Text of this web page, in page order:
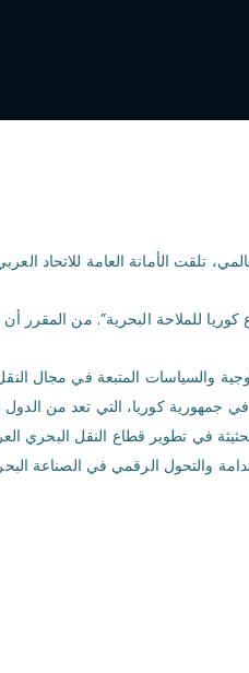
تلقت الأمانة العامة للاتحاد
للملاحة البحرية” لعام 2026، بالإضافة إلى حضور أنشطة